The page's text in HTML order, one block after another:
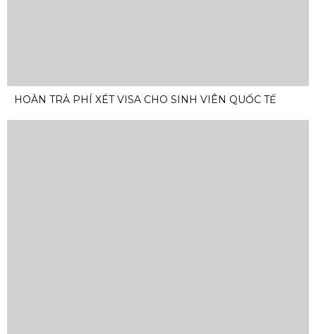
HOÀN TRẢ PHÍ XÉT VISA CHO SINH VIÊN QUỐC TẾ